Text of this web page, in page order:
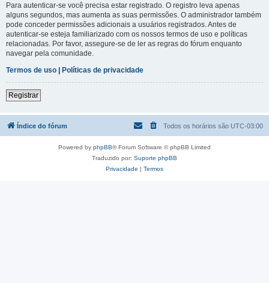
Para autenticar-se você precisa estar registrado. O registro leva apenas
alguns segundos, mas aumenta as suas permissões. O administrador também
pode conceder permissões adicionais a usuários registrados. Antes de
autenticar-se esteja familiarizado com os nossos termos de uso e políticas
relacionadas. Por favor, assegure-se de ler as regras do fórum enquanto
navegar pela comunidade.
Termos de uso | Políticas de privacidade
Registrar
Índice do fórum Todos os horários são UTC-03:00
Powered by phpBB® Forum Software © phpBB Limited
Traduzido por: Suporte phpBB
Privacidade | Termos